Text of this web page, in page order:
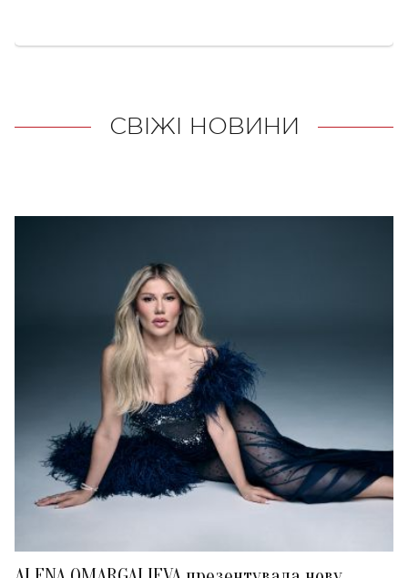
СВІЖІ НОВИНИ